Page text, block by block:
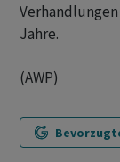
Jahre.
(AWP)